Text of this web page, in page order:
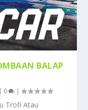
BALAP
| 0 |
Trofi Atau